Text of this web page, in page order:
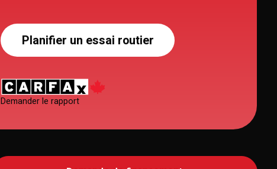
Planifier un essai routier
Demander le rapport